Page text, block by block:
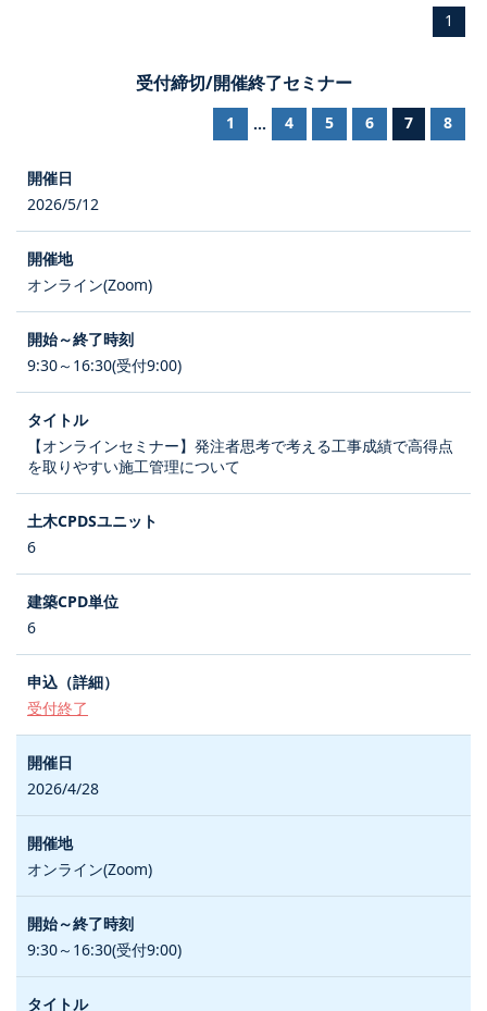
1
受付締切/開催終了セミナー
1 ... 4 5 6 7 8
2026/5/12
オンライン(Zoom)
9:30～16:30(受付9:00)
【オンラインセミナー】発注者思考で考える工事成績で高得点
を取りやすい施工管理について
6
6
受付終了
2026/4/28
オンライン(Zoom)
9:30～16:30(受付9:00)